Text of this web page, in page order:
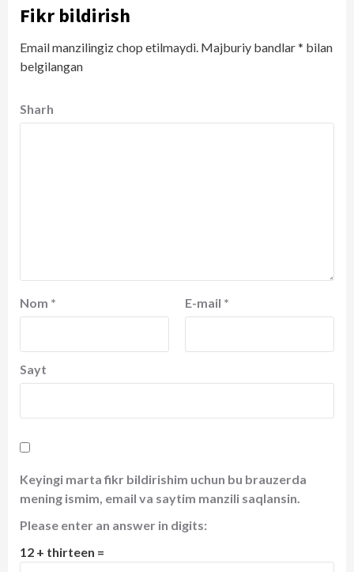
Fikr bildirish
Email manzilingiz chop etilmaydi. Majburiy bandlar* bilan
belgilangan
Sharh
Nom * E-mail *
Sayt
Keyingi marta fikr bildirishim uchun bu brauzerda
mening ismim, email va saytim manzili saqlansin.
Please enter an answer in digits:
12 + thirteen =